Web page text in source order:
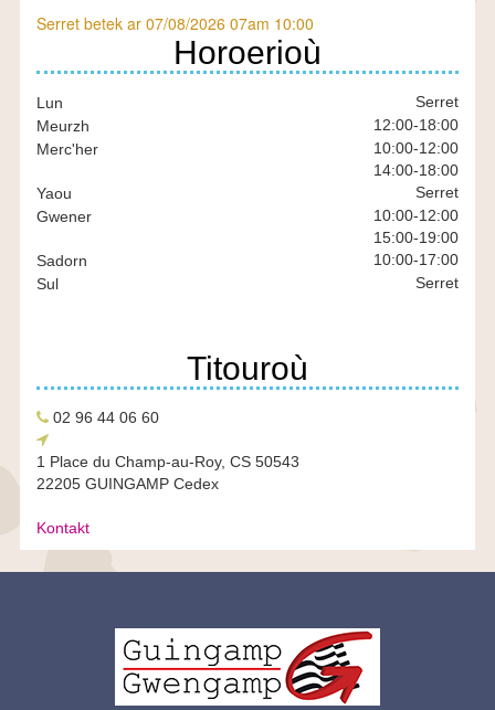
En
bref-
BR
Titouroù
Pellgomzer
02 96 44 06 60
Chomlec’h
1 Place du Champ-au-Roy, CS 50543
22205 GUINGAMP Cedex
Kontakt
Serret betek ar 07/08/2026 07am 10:00
Horoerioù
Lun
Serret
Meurzh
12:00-18:00
Merc'her
10:00-12:00
14:00-18:00
Yaou
Serret
Gwener
10:00-12:00
15:00-19:00
Sadorn
10:00-17:00
Sul
Serret